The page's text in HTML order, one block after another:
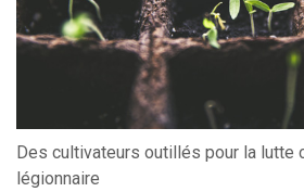
Des cultivateurs outillés pour la lutte
légionnaire